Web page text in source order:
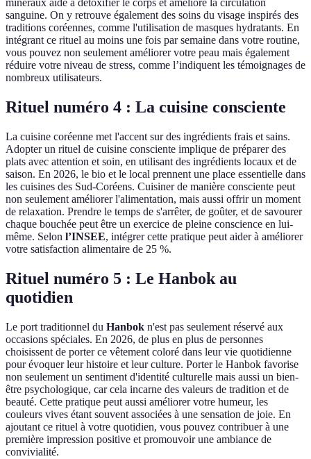
minéraux aide à détoxifier le corps et améliore la circulation
sanguine. On y retrouve également des soins du visage inspirés des
traditions coréennes, comme l'utilisation de masques hydratants. En
intégrant ce rituel au moins une fois par semaine dans votre routine,
vous pouvez non seulement améliorer votre peau mais également
réduire votre niveau de stress, comme l’indiquent les témoignages de
nombreux utilisateurs.
Rituel numéro 4 : La cuisine consciente
La cuisine coréenne met l'accent sur des ingrédients frais et sains.
Adopter un rituel de cuisine consciente implique de préparer des
plats avec attention et soin, en utilisant des ingrédients locaux et de
saison. En 2026, le bio et le local prennent une place essentielle dans
les cuisines des Sud-Coréens. Cuisiner de manière consciente peut
non seulement améliorer l'alimentation, mais aussi offrir un moment
de relaxation. Prendre le temps de s'arrêter, de goûter, et de savourer
chaque bouchée peut être un exercice de pleine conscience en lui-
même. Selon l’INSEE, intégrer cette pratique peut aider à améliorer
votre satisfaction alimentaire de 25 %.
Rituel numéro 5 : Le Hanbok au
quotidien
Le port traditionnel du Hanbok n'est pas seulement réservé aux
occasions spéciales. En 2026, de plus en plus de personnes
choisissent de porter ce vêtement coloré dans leur vie quotidienne
pour évoquer leur histoire et leur culture. Porter le Hanbok favorise
non seulement un sentiment d'identité culturelle mais aussi un bien-
être psychologique, car cela incarne des valeurs de tradition et de
beauté. Cette pratique peut aussi améliorer votre humeur, les
couleurs vives étant souvent associées à une sensation de joie. En
ajoutant ce rituel à votre quotidien, vous pouvez contribuer à une
première impression positive et promouvoir une ambiance de
convivialité.